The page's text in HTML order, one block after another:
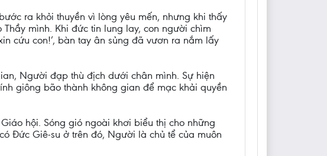
ra khỏi thuyền vì lòng yêu mến, nhưng khi thấy
mình. Khi đức tin lung lay, con người chìm
cứu con!’, bàn tay ân sủng đã vươn ra nắm lấy
Người đạp thù địch dưới chân mình. Sự hiện
giông bão thành không gian để mạc khải quyền
hội. Sóng gió ngoài khơi biểu thị cho những
Đức Giê-su ở trên đó, Người là chủ tể của muôn